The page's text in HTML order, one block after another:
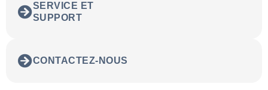
SERVICE ET
SUPPORT
CONTACTEZ-NOUS